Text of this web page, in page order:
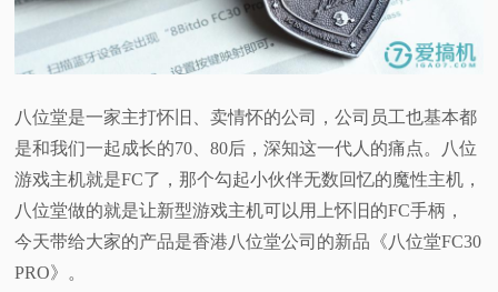
八位堂是一家主打怀旧、卖情怀的公司，公司员工也基本都
是和我们一起成长的70、80后，深知这一代人的痛点。八位
游戏主机就是FC了，那个勾起小伙伴无数回忆的魔性主机，
八位堂做的就是让新型游戏主机可以用上怀旧的FC手柄，
今天带给大家的产品是香港八位堂公司的新品《八位堂FC30
PRO》。